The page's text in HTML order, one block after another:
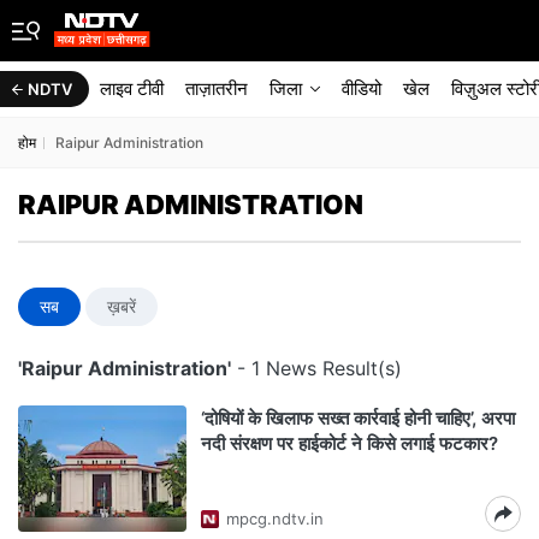
NDTV लाइव टीवी ताज़ातरीन जिला वीडियो खेल विज़ुअल
होम Raipur Administration
RAIPUR ADMINISTRATION
सब ख़बरें
'Raipur Administration' - 1 News Result(s)
‘दोषियों के खिलाफ सख्त कार्रवाई होनी चाहिए’, अरपा
नदी संरक्षण पर हाईकोर्ट ने किसे लगाई फटकार?
mpcg.ndtv.in